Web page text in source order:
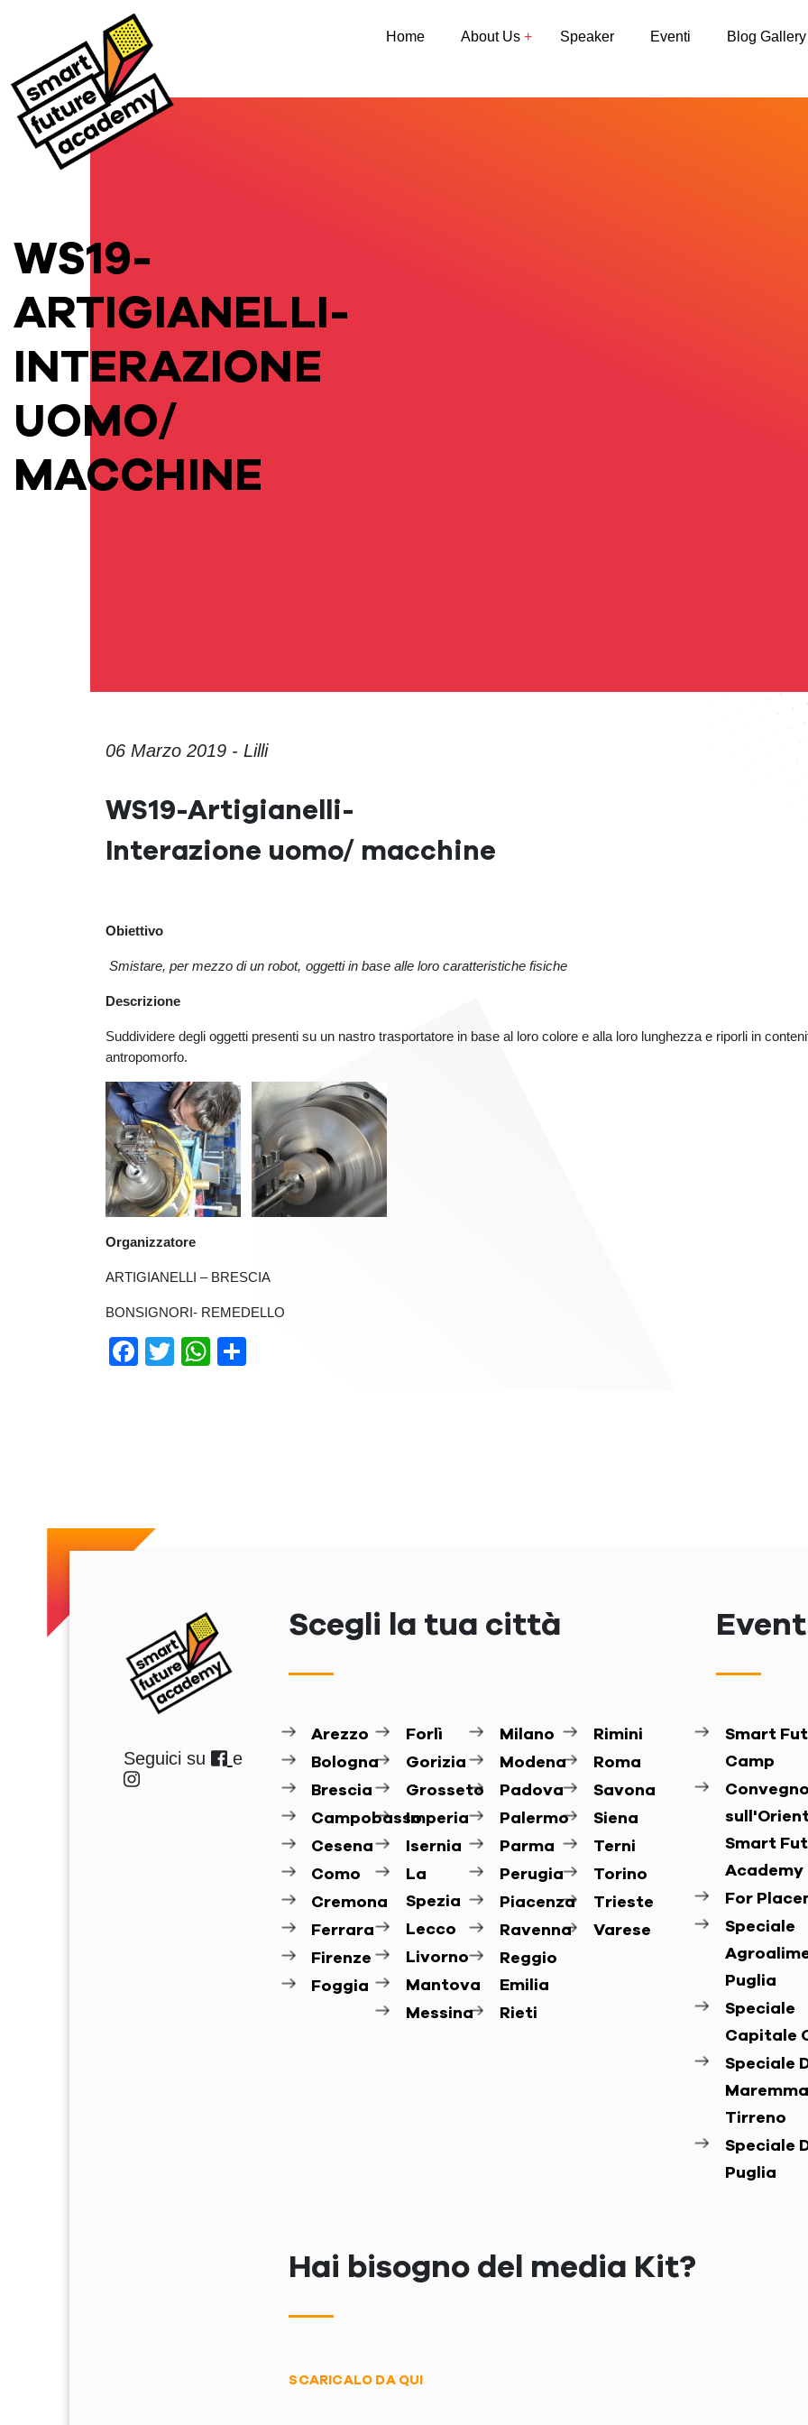
Home About Us Speaker Eventi Blog Gallery
WS19-
ARTIGIANELLI-
INTERAZIONE
UOMO/
MACCHINE
06 Marzo 2019 - Lilli
WS19-Artigianelli-
Interazione uomo/ macchine
Obiettivo
Smistare, per mezzo di un robot, oggetti in base alle loro caratteristiche fisiche
Descrizione
Suddividere degli oggetti presenti su un nastro trasportatore in base al loro colore e alla loro lunghezza e riporli in
antropomorfo.
Organizzatore
ARTIGIANELLI – BRESCIA
BONSIGNORI- REMEDELLO
Facebook
TwitterWhatsApp
Seguici su e
Scegli la tua città
Arezzo
Bologna
Brescia
Campobasso
Cesena
Como
Cremona
Ferrara
Firenze
Foggia
Forlì
Gorizia
Grosseto
Imperia
Isernia
La
Spezia
Lecco
Livorno
Mantova
Messina
Milano
Modena
Padova
Palermo
Parma
Perugia
Piacenza
Ravenna
Reggio
Emilia
Rieti
Rimini
Roma
Savona
Siena
Terni
Torino
Trieste
Varese
Smart
Camp
Smart
Academy
For
Speciale
Puglia
Speciale
Capitale
Speciale
Tirreno
Speciale
Puglia
Hai bisogno del media Kit?
SCARICALO DA QUI